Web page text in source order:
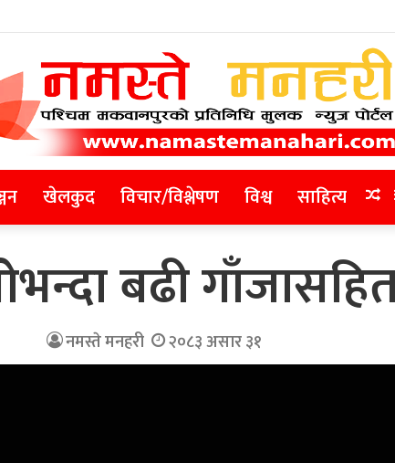
खेलकुद विचार/विश्लेषण विश्व साहित्य
बढी
नमस्ते मनहरी २०८३ असार ३१